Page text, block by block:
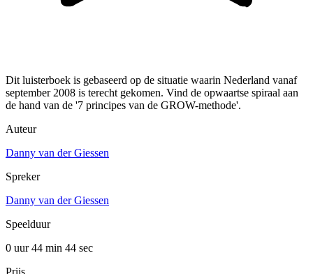
Dit luisterboek is gebaseerd op de situatie waarin Nederland vanaf
september 2008 is terecht gekomen. Vind de opwaartse spiraal aan
de hand van de '7 principes van de GROW-methode'.
Auteur
Danny van der Giessen
Spreker
Danny van der Giessen
Speelduur
0 uur 44 min 44 sec
Prijs